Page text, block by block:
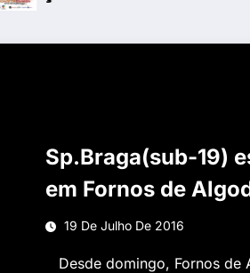
Sp.Braga(sub-19)
em Fornos de
19 De Julho De 2016
Desde domingo, Fornos de